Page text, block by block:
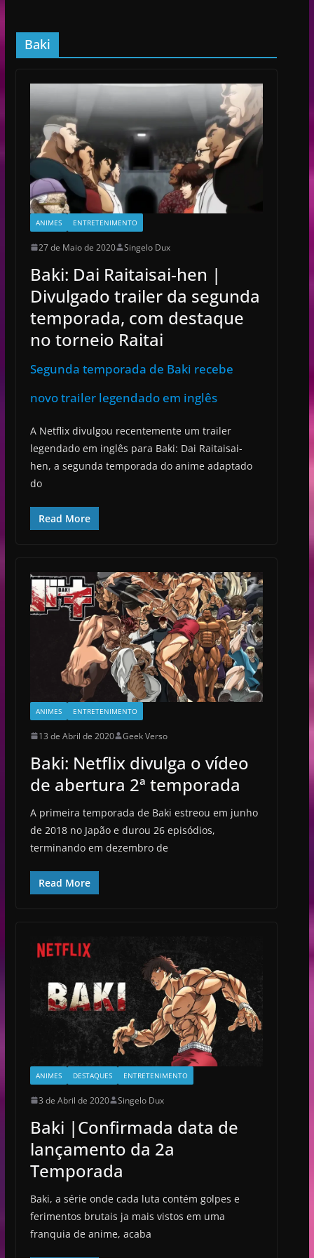
Baki
ANIMES ENTRETENIMENTO
27 de Maio de 2020 Singelo Dux
Baki: Dai Raitaisai-hen |
Divulgado trailer da segunda
temporada, com destaque
no torneio Raitai
Segunda temporada de Baki recebe
novo trailer legendado em inglês
A Netflix divulgou recentemente um trailer
legendado em inglês para Baki: Dai Raitaisai-
hen, a segunda temporada do anime adaptado
do
Read More
ANIMES ENTRETENIMENTO
13 de Abril de 2020 Geek Verso
Baki: Netflix divulga o vídeo
de abertura 2ª temporada
A primeira temporada de Baki estreou em junho
de 2018 no Japão e durou 26 episódios,
terminando em dezembro de
Read More
ANIMES DESTAQUES ENTRETENIMENTO
3 de Abril de 2020 Singelo Dux
Baki |Confirmada data de
lançamento da 2a
Temporada
Baki, a série onde cada luta contém golpes e
ferimentos brutais ja mais vistos em uma
franquia de anime, acaba